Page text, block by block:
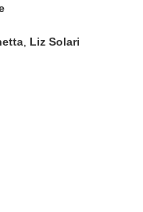
, Liz Solari